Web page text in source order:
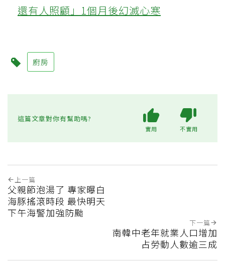
還有人照顧」1個月後幻滅心寒
廚房
這篇文章對你有幫助嗎?
實用 不實用
上一篇
父親節泡湯了 專家曝白
海豚搖滾時段 最快明天
下午海警加強防颱
下一篇
南韓中老年就業人口增加
占勞動人數逾三成